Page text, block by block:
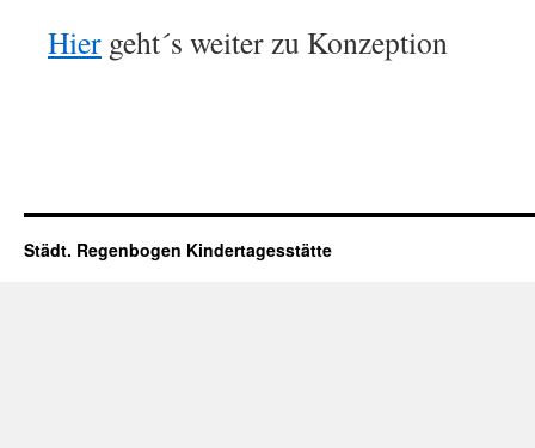
Hier geht´s weiter zu Konzeption
Städt. Regenbogen Kindertagesstätte